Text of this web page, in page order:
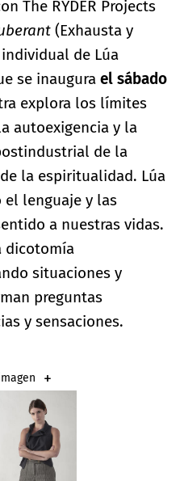
The RYDER Projects
(Exhausta y
de Lúa
se inaugura el sábado
explora los límites
autoexigencia y la
de la
la espiritualidad. Lúa
el lenguaje y las
a nuestras vidas.
dicotomía
situaciones y
preguntas
y sensaciones.⁣